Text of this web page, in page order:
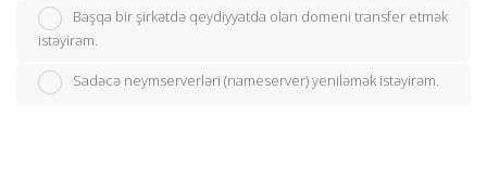
Başqa bir şirkətdə qeydiyyatda olan domeni transfer etmək
istəyirəm.
Sadəcə neymserverləri (nameserver) yeniləmək istəyirəm.